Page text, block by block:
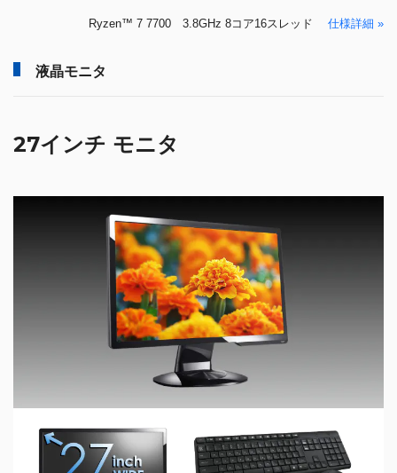
Ryzen™ 7 7700 3.8GHz 8コア16スレッド 仕様詳細 »
液晶モニタ
27インチ モニタ